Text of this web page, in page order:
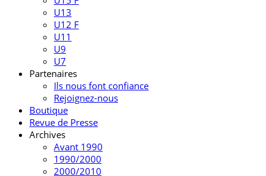
U13
U12 F
U11
U9
U7
Partenaires
Ils nous font confiance
Rejoignez-nous
Boutique
Revue de Presse
Archives
Avant 1990
1990/2000
2000/2010